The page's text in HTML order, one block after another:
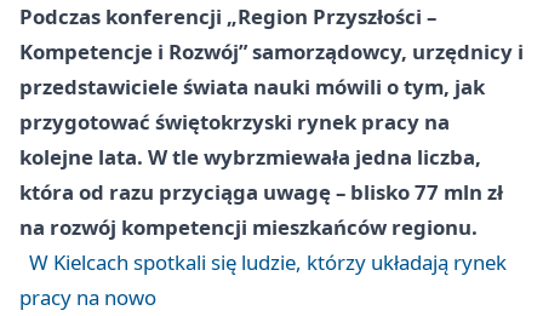
Podczas konferencji „Region Przyszłości –
Kompetencje i Rozwój” samorządowcy, urzędnicy i
przedstawiciele świata nauki mówili o tym, jak
przygotować świętokrzyski rynek pracy na
kolejne lata. W tle wybrzmiewała jedna liczba,
która od razu przyciąga uwagę – blisko 77 mln zł
na rozwój kompetencji mieszkańców regionu.
W Kielcach spotkali się ludzie, którzy układają rynek
pracy na nowo